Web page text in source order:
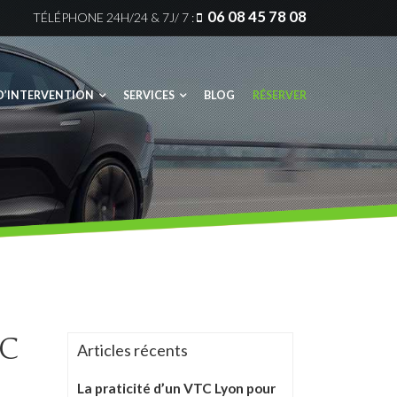
TÉLÉPHONE 24H/24 & 7J/ 7 : 06 08 45 78 08
SERVICES
Gares & Aéroports
Événements
Conciergerie
BLOG RÉSERVER
Articles récents
La praticité d’un VTC Lyon pour